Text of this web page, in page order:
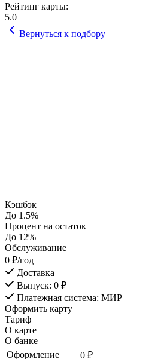
Рейтинг карты:
5.0
Вернуться к подбору
Кэшбэк
До 1.5%
Процент на остаток
До 12%
Обслуживание
0 ₽/год
Доставка
Выпуск: 0 ₽
Платежная система: МИР
Оформить карту
Тариф
О карте
О банке
Оформление
0 ₽